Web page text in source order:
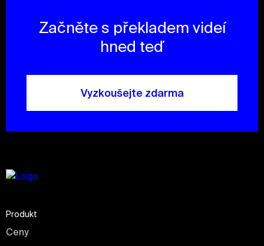
Začněte s překladem videí
hned teď
Vyzkoušejte zdarma
Produkt
Ceny